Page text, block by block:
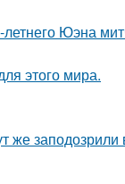
Юэна
этого мира.
же